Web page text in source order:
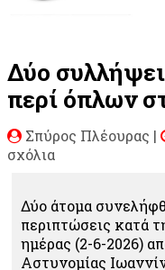
Δύο
περί όπλων
Σπύρος Πλέουρας |
σχόλια
Δύο άτομα
περιπτώσεις κατά
ημέρας (2-6-2026)
Αστυνομίας